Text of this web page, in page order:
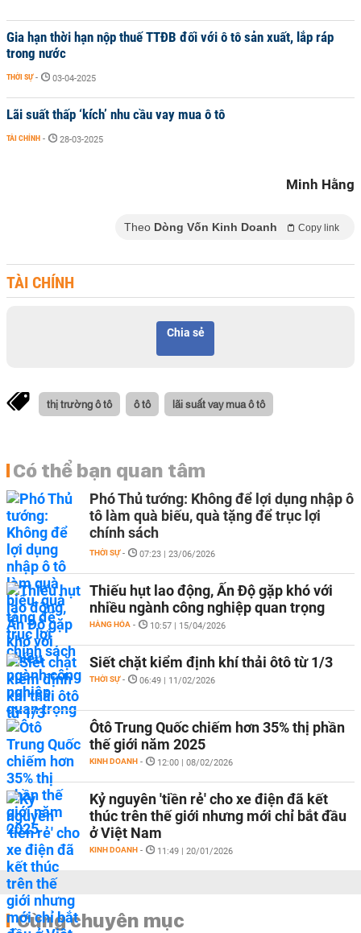
Gia hạn thời hạn nộp thuế TTĐB đối với ô tô sản xuất, lắp ráp
trong nước
THỜI SỰ - 03-04-2025
Lãi suất thấp ‘kích’ nhu cầu vay mua ô tô
TÀI CHÍNH - 28-03-2025
Minh Hằng
Theo Dòng Vốn Kinh Doanh Copy link
TÀI CHÍNH
Chia sẻ
thị trường ô tô ô tô lãi suất vay mua ô tô
Có thể bạn quan tâm
Phó Thủ tướng: Không để lợi dụng nhập ô
tô làm quà biếu, quà tặng để trục lợi
chính sách
THỜI SỰ - 07:23 | 23/06/2026
Thiếu hụt lao động, Ấn Độ gặp khó với
nhiều ngành công nghiệp quan trọng
HÀNG HÓA - 10:57 | 15/04/2026
Siết chặt kiểm định khí thải ôtô từ 1/3
THỜI SỰ - 06:49 | 11/02/2026
Ôtô Trung Quốc chiếm hơn 35% thị phần
thế giới năm 2025
KINH DOANH - 12:00 | 08/02/2026
Kỷ nguyên 'tiền rẻ' cho xe điện đã kết
thúc trên thế giới nhưng mới chỉ bắt đầu
ở Việt Nam
KINH DOANH - 11:49 | 20/01/2026
Cùng chuyên mục